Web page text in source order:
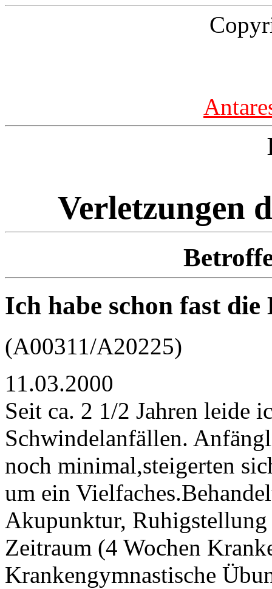
Verletzungen
Ich habe schon fast
(A00311/A20225)
11.03.2000
Seit ca. 2 1/2 Jahren leide
Schwindelanfällen.
noch minimal,steigerten
um ein
Akupunktur, Ruhigstellung
Zeitraum (4 Wochen
Krankengymnastische